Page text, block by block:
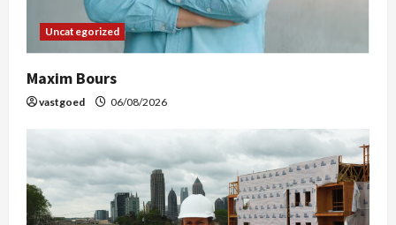
Uncategorized
Maxim Bours
vastgoed 06/08/2026